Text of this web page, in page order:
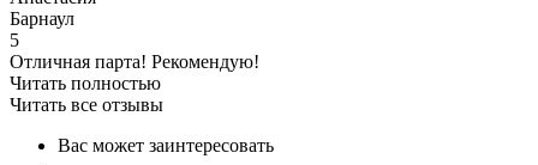
Барнаул
5
Отличная парта! Рекомендую!
Читать полностью
Читать все отзывы
Вас может заинтересовать